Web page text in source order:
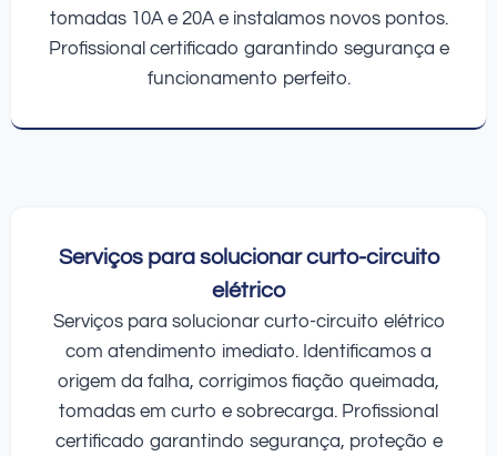
tomadas 10A e 20A e instalamos novos pontos.
Profissional certificado garantindo segurança e
funcionamento perfeito.
Serviços para solucionar curto-circuito
elétrico
Serviços para solucionar curto-circuito elétrico
com atendimento imediato. Identificamos a
origem da falha, corrigimos fiação queimada,
tomadas em curto e sobrecarga. Profissional
certificado garantindo segurança, proteção e